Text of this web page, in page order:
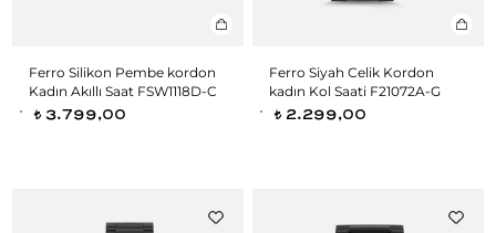
Ferro Silikon Pembe kordon
Kadın Akıllı Saat FSW1118D-C
t 3.799,00
Ferro Siyah Celik Kordon
kadın Kol Saati F21072A-G
t 2.299,00